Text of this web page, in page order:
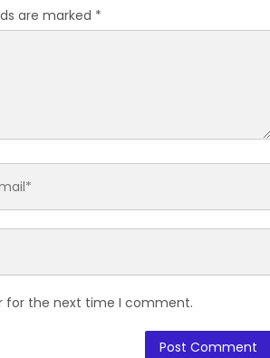
are marked *
for the next time I comment.